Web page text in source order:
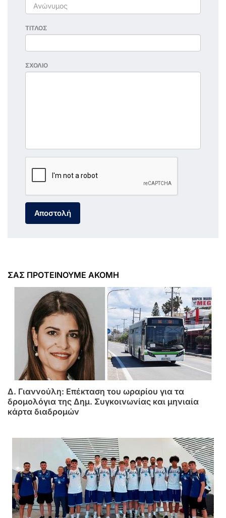
ΤΙΤΛΟΣ
ΣΧΟΛΙΟ
Αποστολή
ΣΑΣ ΠΡΟΤΕΙΝΟΥΜΕ ΑΚΟΜΗ
Δ. Γιαννούλη: Επέκταση του ωραρίου για τα
δρομολόγια της Δημ. Συγκοινωνίας και μηνιαία
κάρτα διαδρομών